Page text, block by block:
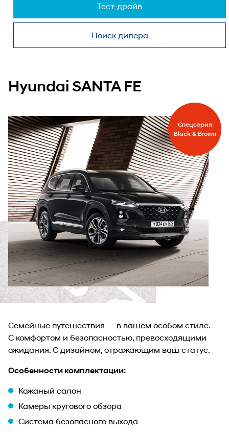
Тест-драйв
Поиск дилера
Спецсерия
Black & Brown
Hyundai SANTA FE
Семейные путешествия — в вашем особом стиле.
С комфортом и безопасностью, превосходящими
ожидания. С дизайном, отражающим ваш статус.
Особенности комплектации:
Кожаный салон
Камеры кругового обзора
Система безопасного выхода